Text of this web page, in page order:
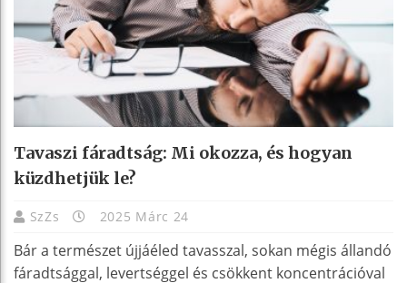
Tavaszi fáradtság: Mi okozza, és hogyan
küzdhetjük le?
SzZs 2025 Márc 24
Bár a természet újjáéled tavasszal, sokan mégis állandó
fáradtsággal, levertséggel és csökkent koncentrációval